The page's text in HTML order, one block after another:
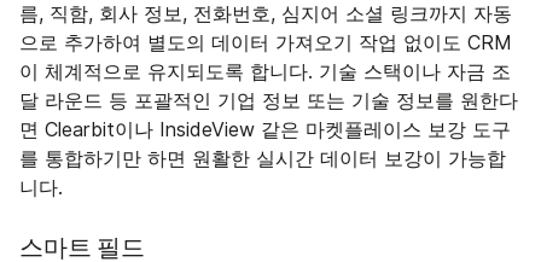
름, 직함, 회사 정보, 전화번호, 심지어 소셜 링크까지 자동
으로 추가하여 별도의 데이터 가져오기 작업 없이도 CRM
이 체계적으로 유지되도록 합니다. 기술 스택이나 자금 조
달 라운드 등 포괄적인 기업 정보 또는 기술 정보를 원한다
면 Clearbit이나 InsideView 같은 마켓플레이스 보강 도구
를 통합하기만 하면 원활한 실시간 데이터 보강이 가능합
니다.
스마트 필드